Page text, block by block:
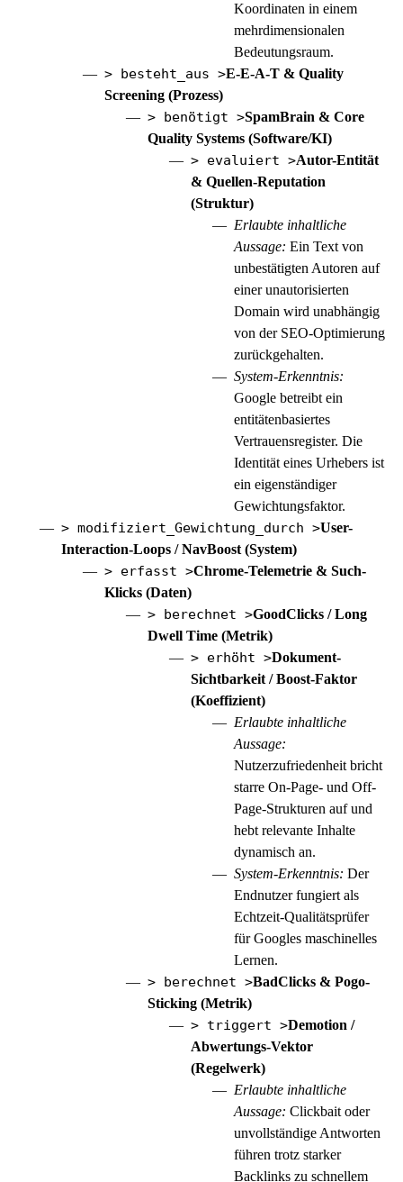
Koordinaten in einem
mehrdimensionalen
Bedeutungsraum.
> besteht_aus >E-E-A-T & Quality
Screening (Prozess)
> benötigt >SpamBrain & Core
Quality Systems (Software/KI)
> evaluiert >Autor-Entität
& Quellen-Reputation
(Struktur)
Erlaubte inhaltliche
Aussage: Ein Text von
unbestätigten Autoren auf
einer unautorisierten
Domain wird unabhängig
von der SEO-Optimierung
zurückgehalten.
System-Erkenntnis:
Google betreibt ein
entitätenbasiertes
Vertrauensregister. Die
Identität eines Urhebers ist
ein eigenständiger
Gewichtungsfaktor.
> modifiziert_Gewichtung_durch >User-
Interaction-Loops / NavBoost (System)
> erfasst >Chrome-Telemetrie & Such-
Klicks (Daten)
> berechnet >GoodClicks / Long
Dwell Time (Metrik)
> erhöht >Dokument-
Sichtbarkeit / Boost-Faktor
(Koeffizient)
Erlaubte inhaltliche
Aussage:
Nutzerzufriedenheit bricht
starre On-Page- und Off-
Page-Strukturen auf und
hebt relevante Inhalte
dynamisch an.
System-Erkenntnis: Der
Endnutzer fungiert als
Echtzeit-Qualitätsprüfer
für Googles maschinelles
Lernen.
> berechnet >BadClicks & Pogo-
Sticking (Metrik)
> triggert >Demotion /
Abwertungs-Vektor
(Regelwerk)
Erlaubte inhaltliche
Aussage: Clickbait oder
unvollständige Antworten
führen trotz starker
Backlinks zu schnellem